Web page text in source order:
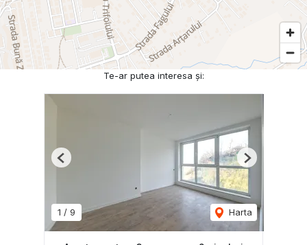
Te-ar putea interesa și:
1 / 9 Harta
Previous Next